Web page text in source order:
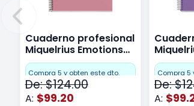
Cuaderno profesional
Miquelrius Emotions
Cuadro Chico 80
hojas Rosa
Compra 5 y obten este dto.
De: $124.00
A: $99.20
raya
Compra 5
De:
A: